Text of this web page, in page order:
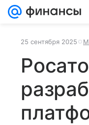
25 сентября 2025